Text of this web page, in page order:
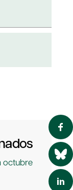
octubre